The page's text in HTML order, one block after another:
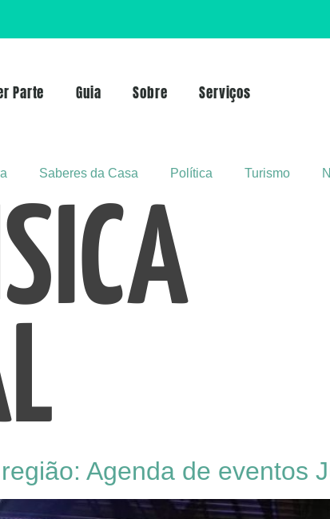
Parte Guia Sobre Serviços
Saberes da Casa Política Turismo
Agenda de eventos